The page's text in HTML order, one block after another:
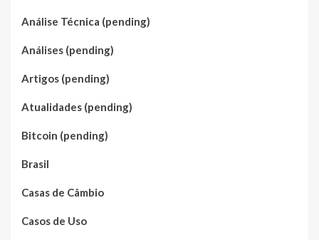
Análise Técnica (pending)
Análises (pending)
Artigos (pending)
Atualidades (pending)
Bitcoin (pending)
Brasil
Casas de Câmbio
Casos de Uso